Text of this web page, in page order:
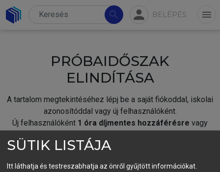
search person BELÉPÉS menu
PRÓBAIDŐSZAK
ELINDÍTÁSA
A tartalom megtekintéséhez lépj be a saját fiókoddal, iskolai
azonosítóddal vagy új felhasználóként.
Új felhasználóként 1 óra díjmentes hozzáférésre vagy
fiókoddal,vagy hozz létre új fiókot.
SÜTIK LISTÁJA
Itt láthatja és testreszabhatja az önről gyűjtött információkat.